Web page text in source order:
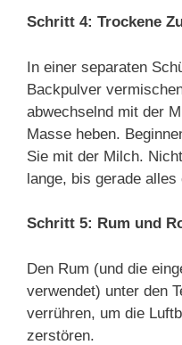
Schritt 4: Trockene
In einer separaten
Backpulver
abwechselnd mit der
Masse heben.
Sie mit der Milch.
lange, bis gerade
Schritt 5: Rum und
Den Rum (und die
verwendet) unter den
verrühren, um die
zerstören.